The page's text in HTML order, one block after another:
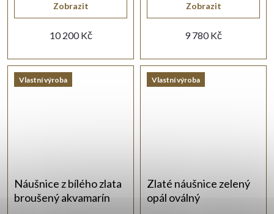
10 200 Kč
Zobrazit
9 780 Kč
Zobrazit
Vlastní výroba
Náušnice z bílého zlata
broušený akvamarín
Vlastní výroba
Zlaté náušnice zelený
opál oválný